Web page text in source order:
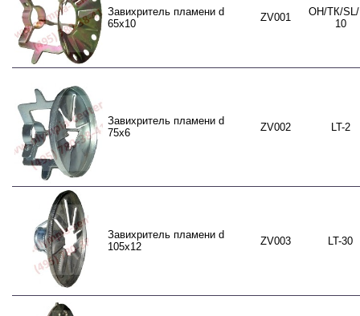
Завихритель пламени d
65x10
ZV001
ОН/ТК/SL/
10
Завихритель пламени d
75x6
ZV002 LT-2
Завихритель пламени d
105x12
ZV003 LT-30